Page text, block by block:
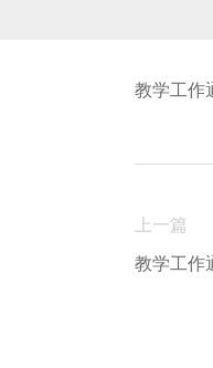
教学工作
上一篇
教学工作